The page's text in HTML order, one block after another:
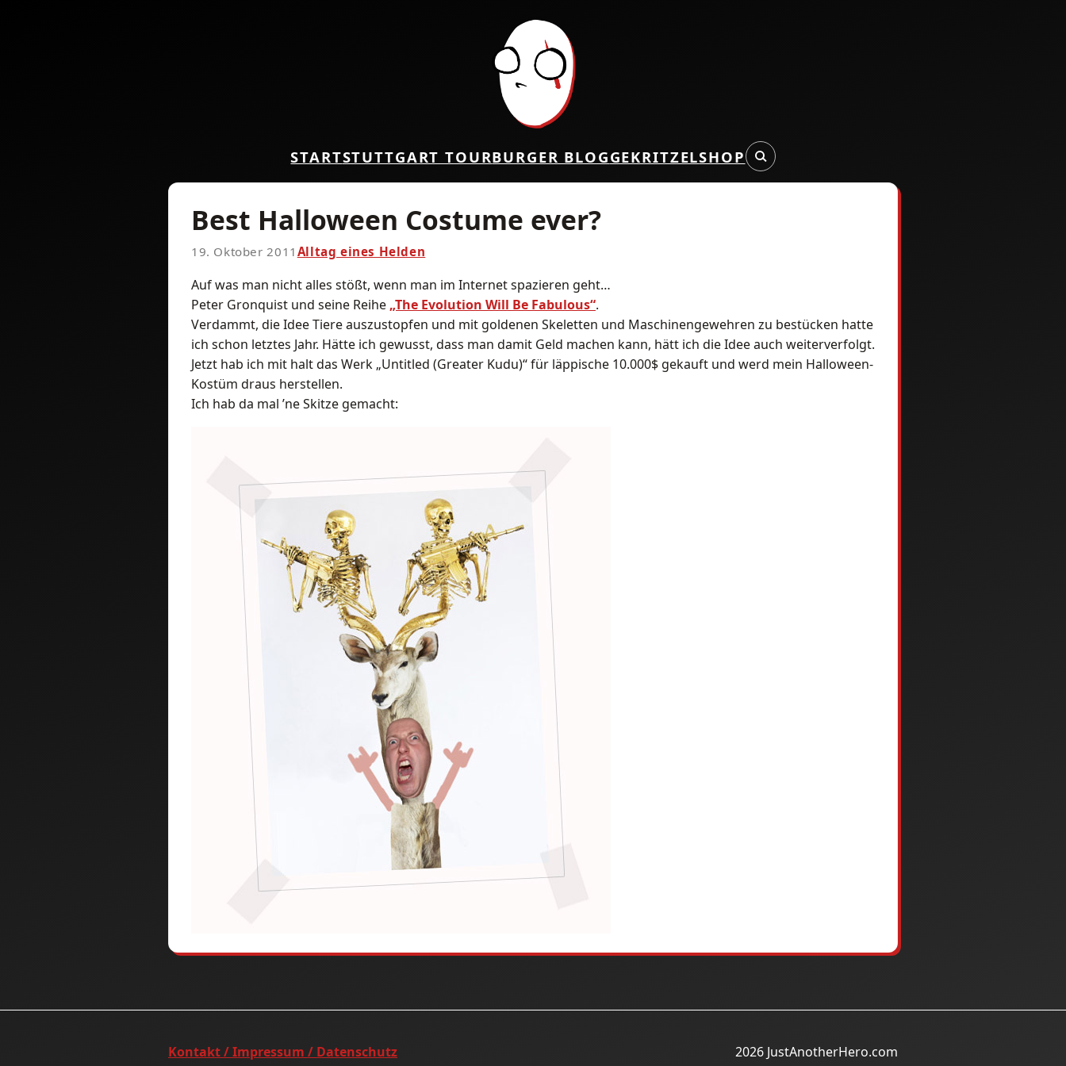
STARTSTUTTGART TOURBURGER BLOGGEKRITZELSHOP
Best Halloween Costume ever?
19. Oktober 2011 Alltag eines Helden
Auf was man nicht alles stößt, wenn man im Internet spazieren geht…
Peter Gronquist und seine Reihe „The Evolution Will Be Fabulous“.
Verdammt, die Idee Tiere auszustopfen und mit goldenen Skeletten und Maschinengewehren zu bestücken hatte
ich schon letztes Jahr. Hätte ich gewusst, dass man damit Geld machen kann, hätt ich die Idee auch weiterverfolgt.
Jetzt hab ich mit halt das Werk „Untitled (Greater Kudu)“ für läppische 10.000$ gekauft und werd mein Halloween-
Kostüm draus herstellen.
Ich hab da mal ’ne Skitze gemacht:
Kontakt / Impressum / Datenschutz 2026 JustAnotherHero.com